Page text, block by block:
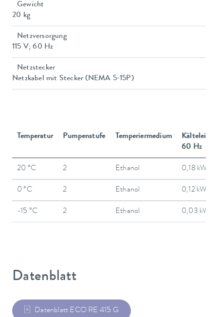
Gewicht
20 kg
Netzversorgung
115 V; 60 Hz
Netzstecker
Netzkabel mit Stecker (NEMA 5-15P)
Temperatur Pumpenstufe Temperiermedium
60 Hz
20 °C 2 Ethanol 0,18 kW
0 °C 2 Ethanol 0,12 kW
-15 °C 2 Ethanol 0,03 kW
Datenblatt
Datenblatt ECO RE 415 G